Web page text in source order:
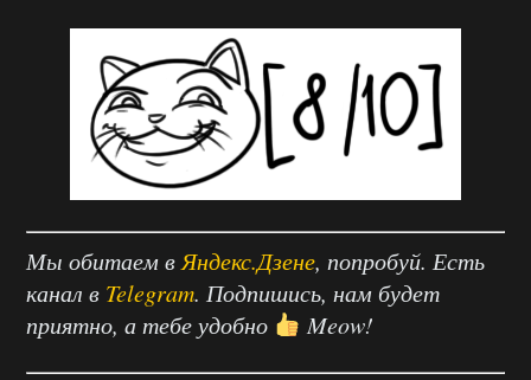
Мы обитаем вЯндекс.Дзене, попробуй. Есть
канал в Telegram. Подпишись, нам будет
приятно, а тебе удобно
Meow!